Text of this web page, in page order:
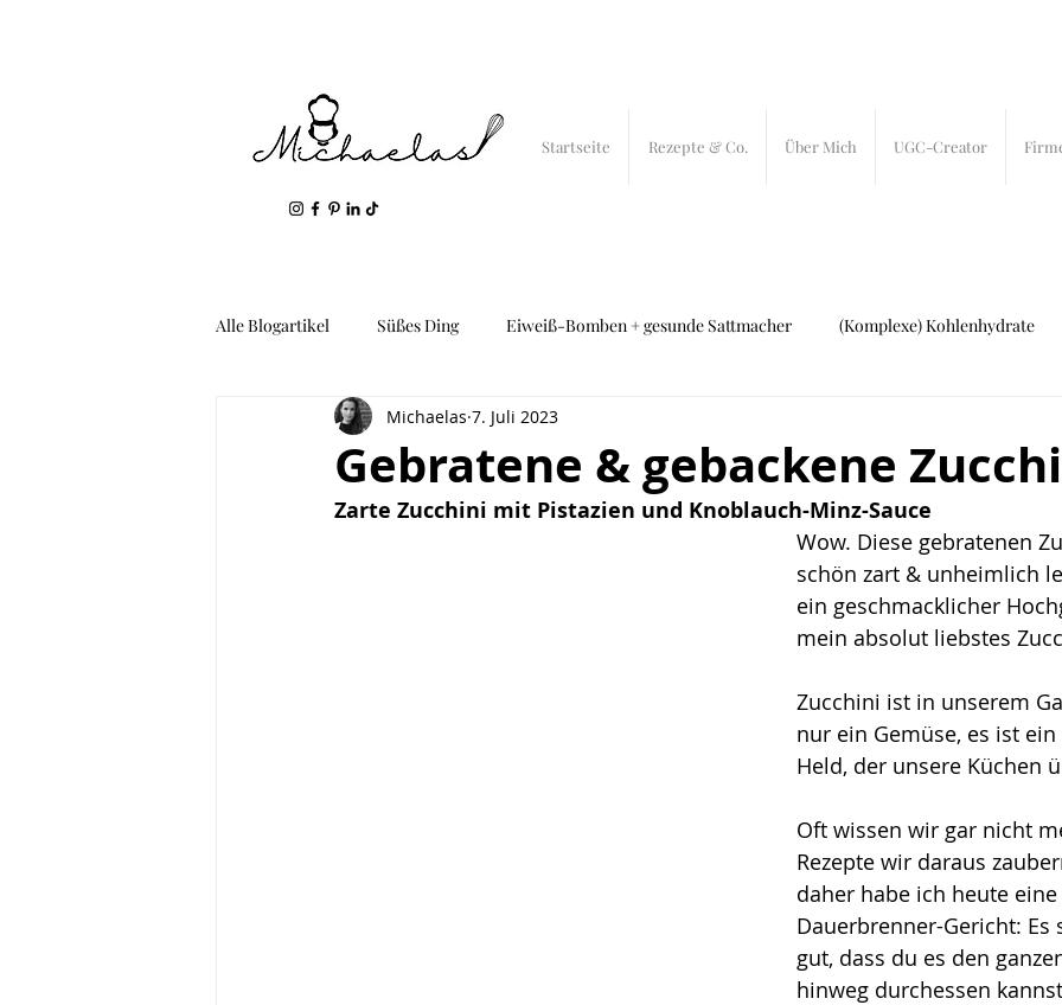
Startseite Rezepte & Co. Über Mich UGC-Creator
Alle Blogartikel Süßes Ding Eiweiß-Bomben + gesunde Sattmacher (Komplexe) Kohlenhydrate
Geil: Gemüse & Kartoffeln Fisch und Fleisch
Gebratene & gebackene
Michaelas 7. Juli 2023
Zarte Zucchini mit Pistazien und Knoblauch-Minz-Sauce
Wow. Diese gebratenen
schön zart & unheimlich
ein geschmacklicher
mein absolut liebstes
Zucchini ist in unserem
nur ein Gemüse, es ist
Held, der unsere Küchen
Oft wissen wir gar nicht
Rezepte wir daraus
daher habe ich heute
Dauerbrenner-Gericht:
gut, dass du es den
hinweg durchessen